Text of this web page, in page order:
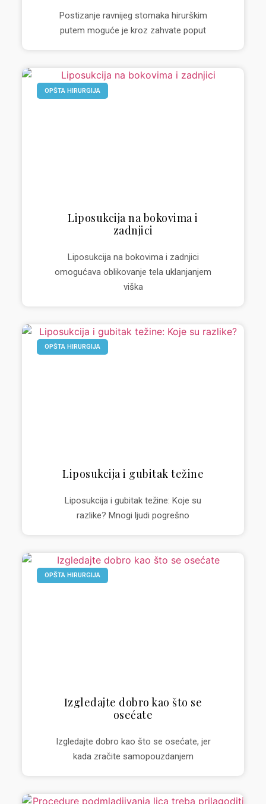
Postizanje ravnijeg stomaka hirurškim
putem moguće je kroz zahvate poput
OPŠTA HIRURGIJA
Liposukcija na bokovima i
zadnjici
Liposukcija na bokovima i zadnjici
omogućava oblikovanje tela uklanjanjem
viška
OPŠTA HIRURGIJA
Liposukcija i gubitak težine
Liposukcija i gubitak težine: Koje su
razlike? Mnogi ljudi pogrešno
OPŠTA HIRURGIJA
Izgledajte dobro kao što se
osećate
Izgledajte dobro kao što se osećate, jer
kada zračite samopouzdanjem